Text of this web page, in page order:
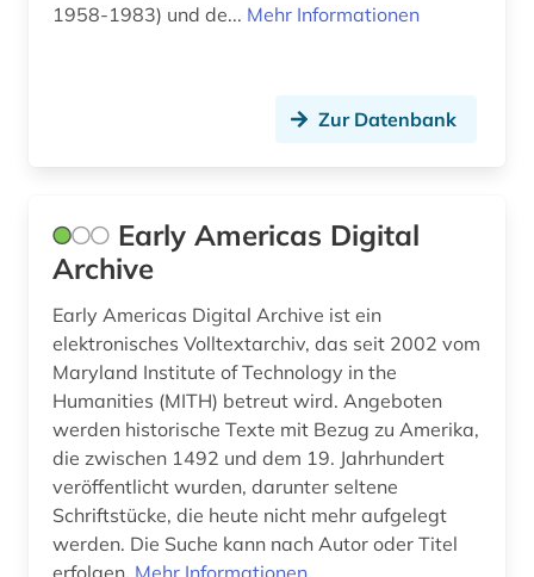
1958-1983) und de... Mehr Informationen
Zur Datenbank
Early Americas Digital
Archive
Early Americas Digital Archive ist ein
elektronisches Volltextarchiv, das seit 2002 vom
Maryland Institute of Technology in the
Humanities (MITH) betreut wird. Angeboten
werden historische Texte mit Bezug zu Amerika,
die zwischen 1492 und dem 19. Jahrhundert
veröffentlicht wurden, darunter seltene
Schriftstücke, die heute nicht mehr aufgelegt
werden. Die Suche kann nach Autor oder Titel